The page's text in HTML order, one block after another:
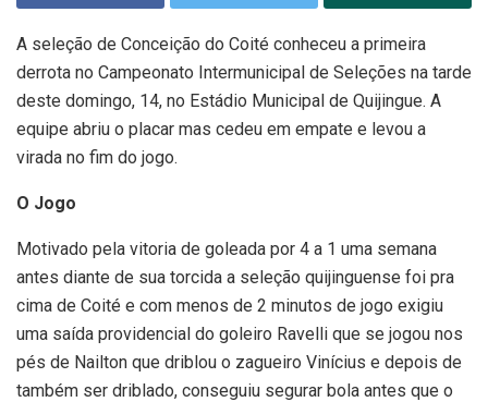
A seleção de Conceição do Coité conheceu a primeira
derrota no Campeonato Intermunicipal de Seleções na tarde
deste domingo, 14, no Estádio Municipal de Quijingue. A
equipe abriu o placar mas cedeu em empate e levou a
virada no fim do jogo.
O Jogo
Motivado pela vitoria de goleada por 4 a 1 uma semana
antes diante de sua torcida a seleção quijinguense foi pra
cima de Coité e com menos de 2 minutos de jogo exigiu
uma saída providencial do goleiro Ravelli que se jogou nos
pés de Nailton que driblou o zagueiro Vinícius e depois de
também ser driblado, conseguiu segurar bola antes que o